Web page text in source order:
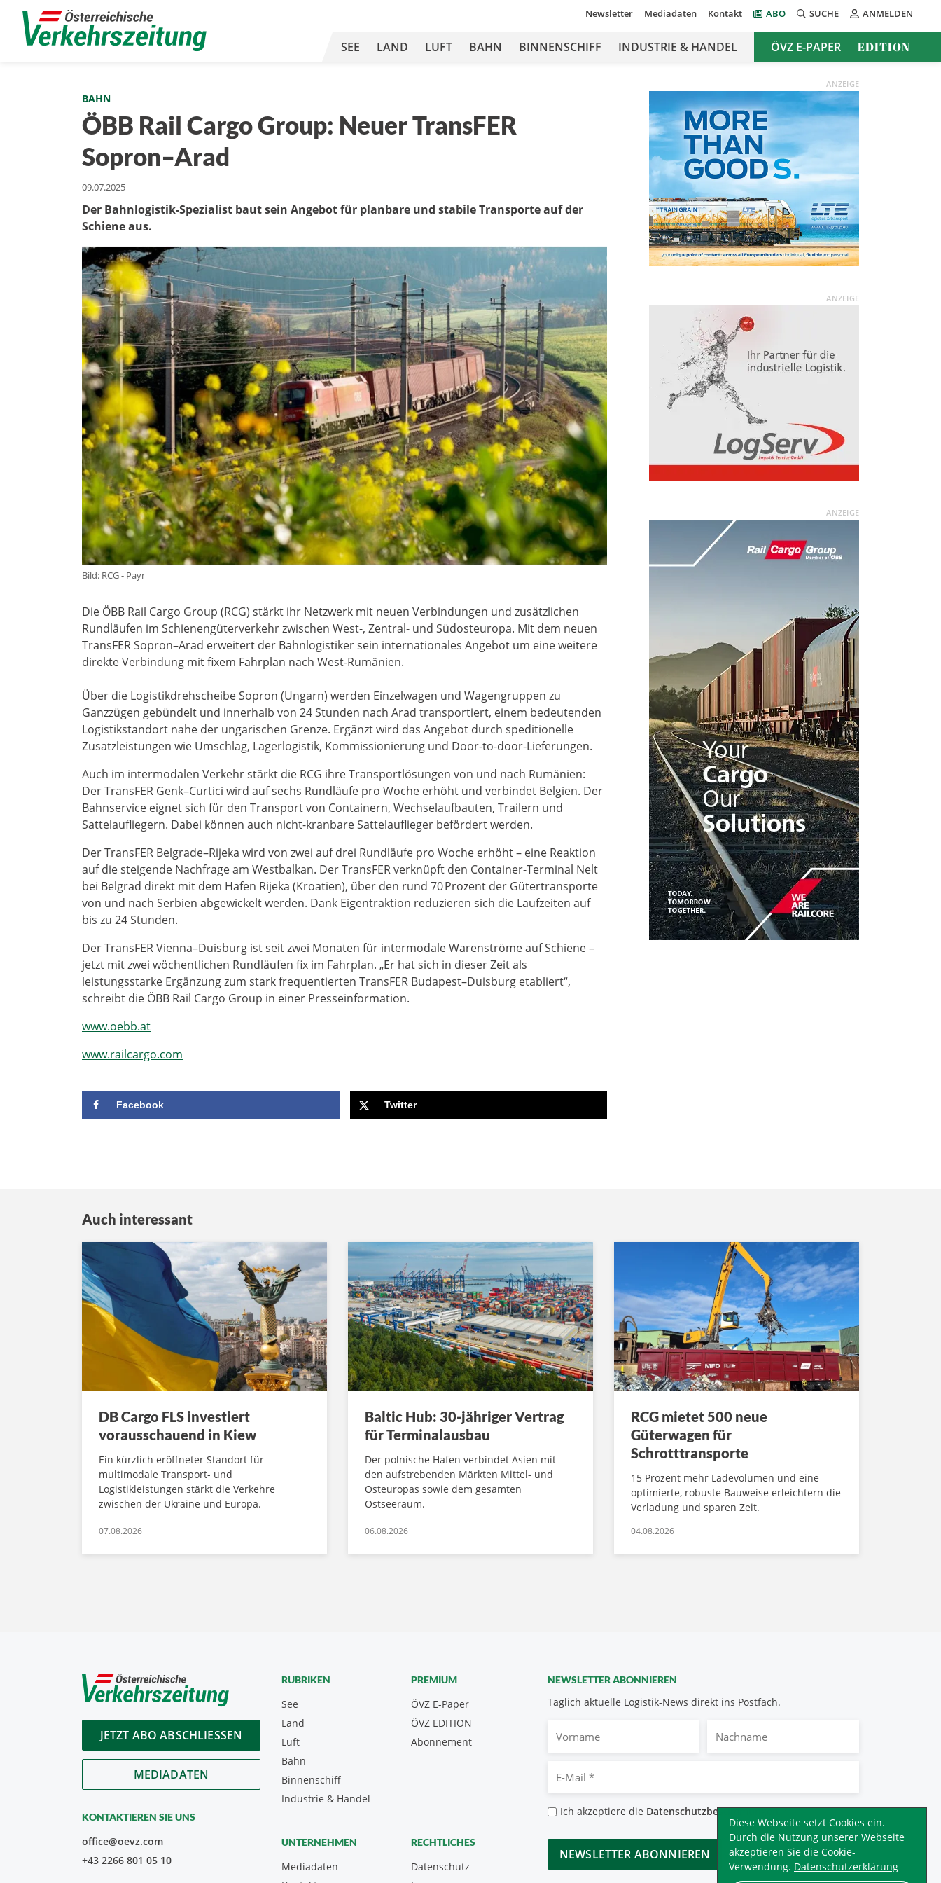
Diese Webseite setzt Cookies ein.
Durch die Nutzung unserer Webseite
akzeptieren Sie die Cookie-
Verwendung. Datenschutzerklärung
Newsletter Mediadaten Kontakt ABO SUCHE ANMELDEN
SEE LAND LUFT BAHN BINNENSCHIFF INDUSTRIE & HANDEL ÖVZ E-PAPER EDITION
BAHN
ÖBB Rail Cargo Group: Neuer TransFER
Sopron–Arad
09.07.2025
Der Bahnlogistik-Spezialist baut sein Angebot für planbare und stabile Transporte auf der
Schiene aus.
Bild: RCG - Payr
Die ÖBB Rail Cargo Group (RCG) stärkt ihr Netzwerk mit neuen Verbindungen und zusätzlichen
Rundläufen im Schienengüterverkehr zwischen West-, Zentral- und Südosteuropa. Mit dem neuen
TransFER Sopron–Arad erweitert der Bahnlogistiker sein internationales Angebot um eine weitere
direkte Verbindung mit fixem Fahrplan nach West-Rumänien.
Über die Logistikdrehscheibe Sopron (Ungarn) werden Einzelwagen und Wagengruppen zu
Ganzzügen gebündelt und innerhalb von 24 Stunden nach Arad transportiert, einem bedeutenden
Logistikstandort nahe der ungarischen Grenze. Ergänzt wird das Angebot durch speditionelle
Zusatzleistungen wie Umschlag, Lagerlogistik, Kommissionierung und Door-to-door-Lieferungen.
Auch im intermodalen Verkehr stärkt die RCG ihre Transportlösungen von und nach Rumänien:
Der TransFER Genk–Curtici wird auf sechs Rundläufe pro Woche erhöht und verbindet Belgien. Der
Bahnservice eignet sich für den Transport von Containern, Wechselaufbauten, Trailern und
Sattelaufliegern. Dabei können auch nicht-kranbare Sattelauflieger befördert werden.
Der TransFER Belgrade–Rijeka wird von zwei auf drei Rundläufe pro Woche erhöht – eine Reaktion
auf die steigende Nachfrage am Westbalkan. Der TransFER verknüpft den Container-Terminal Nelt
bei Belgrad direkt mit dem Hafen Rijeka (Kroatien), über den rund 70 Prozent der Gütertransporte
von und nach Serbien abgewickelt werden. Dank Eigentraktion reduzieren sich die Laufzeiten auf
bis zu 24 Stunden.
Der TransFER Vienna–Duisburg ist seit zwei Monaten für intermodale Warenströme auf Schiene –
jetzt mit zwei wöchentlichen Rundläufen fix im Fahrplan. „Er hat sich in dieser Zeit als
leistungsstarke Ergänzung zum stark frequentierten TransFER Budapest–Duisburg etabliert“,
schreibt die ÖBB Rail Cargo Group in einer Presseinformation.
www.oebb.at
www.railcargo.com
Facebook Twitter
ANZEIGE
ANZEIGE
ANZEIGE
Auch interessant
DB Cargo FLS investiert
vorausschauend in Kiew
Ein kürzlich eröffneter Standort für
multimodale Transport- und
Logistikleistungen stärkt die Verkehre
zwischen der Ukraine und Europa.
07.08.2026
Baltic Hub: 30-jähriger Vertrag
für Terminalausbau
Der polnische Hafen verbindet Asien mit
den aufstrebenden Märkten Mittel- und
Osteuropas sowie dem gesamten
Ostseeraum.
06.08.2026
RCG mietet 500 neue
Güterwagen für
Schrotttransporte
15 Prozent mehr Ladevolumen und eine
optimierte, robuste Bauweise erleichtern die
Verladung und sparen Zeit.
04.08.2026
JETZT ABO ABSCHLIESSEN
MEDIADATEN
KONTAKTIEREN SIE UNS
office@oevz.com
+43 2266 801 05 10
NEWSLETTER ABONNIEREN
Täglich aktuelle Logistik-News direkt ins Postfach.
Mail
Datenschutzbestimmungen
Ich akzeptiere die Datenschutzbestimmungen.*
CAPTCHA
RUBRIKEN
See
Land
Luft
Bahn
Binnenschiff
Industrie & Handel
PREMIUM
ÖVZ E-Paper
Abonnement
ÖVZ EDITION
UNTERNEHMEN
Mediadaten
RECHTLICHES
Datenschutz